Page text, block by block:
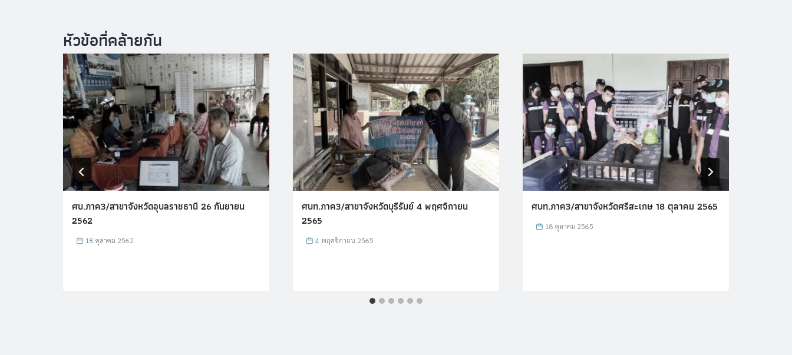
ศบ.ภาค3/สาขาจังหวัดอุบลราชธานี 26 กันยายน
2562
18 ตุลาคม 2562
ศบท.ภาค3/สาขาจังหวัดบุรีรัมย์ 4 พฤศจิกายน
2565
4 พฤศจิกายน 2565
ศบท.ภาค3/สาขาจังหวัดศรีสะเกษ 18 ตุลาคม 2565
18 ตุลาคม 2565